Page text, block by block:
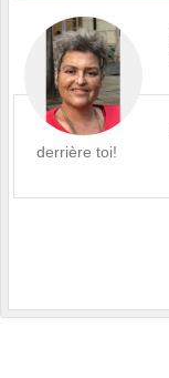
derrière toi!